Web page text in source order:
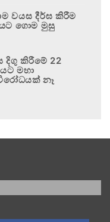
වයස දීර්ඝ කිරීම
ගොම මුසු
දිගු කිරීමේ 22
මහා
නෑ